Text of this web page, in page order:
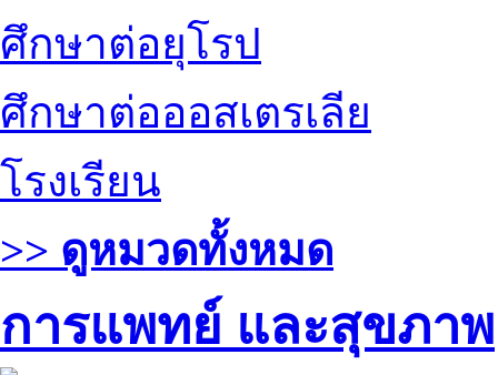
ศึกษาต่อยุโรป
ศึกษาต่อออสเตรเลีย
โรงเรียน
>> ดูหมวดทั้งหมด
การแพทย์ และสุขภาพ